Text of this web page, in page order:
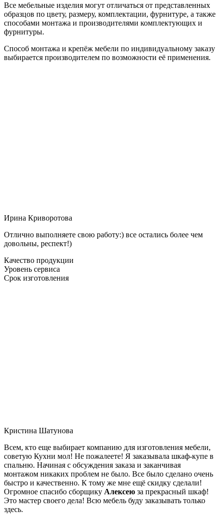
Все мебельные изделия могут отличаться от представленных
образцов по цвету, размеру, комплектации, фурнитуре, а также
способами монтажа и производителями комплектующих и
фурнитуры.
Способ монтажа и крепёж мебели по индивидуальному заказу
выбирается производителем по возможности её применения.
Ирина Криворотова
Отлично выполняете свою работу:) все остались более чем
довольны, респект!)
Качество продукции
Уровень сервиса
Срок изготовления
Кристина Шатунова
Всем, кто еще выбирает компанию для изготовления мебели,
советую Кухни мол! Не пожалеете! Я заказывала шкаф-купе в
спальню. Начиная с обсуждения заказа и заканчивая
монтажом никаких проблем не было. Все было сделано очень
быстро и качественно. К тому же мне ещё скидку сделали!
Огромное спасибо сборщику Алексею за прекрасный шкаф!
Это мастер своего дела! Всю мебель буду заказывать только
здесь.